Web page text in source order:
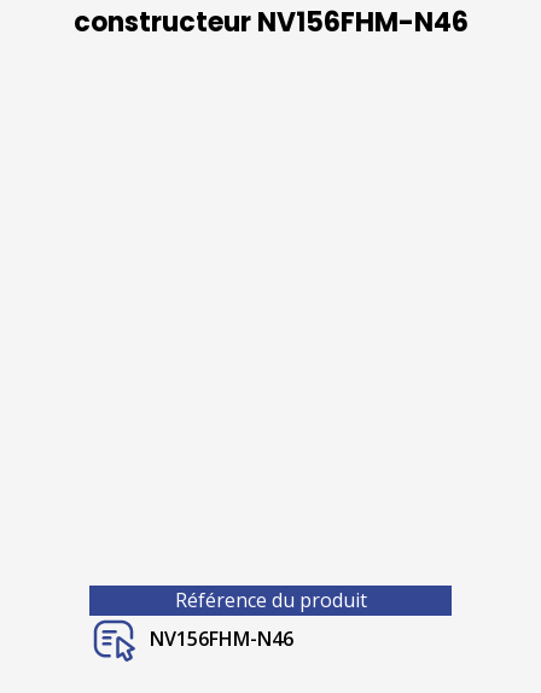
constructeur NV156FHM-N46
Référence du produit
NV156FHM-N46